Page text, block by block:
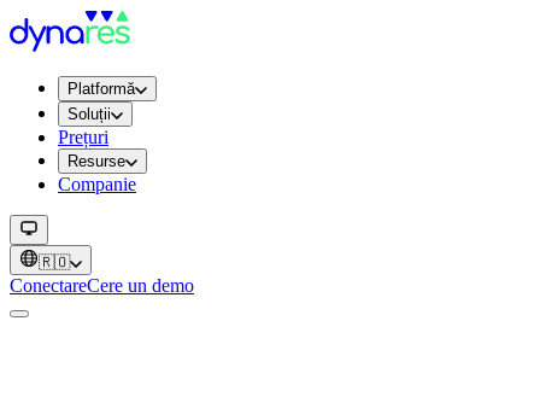
Platformă
Soluții
Prețuri
Resurse
Companie
🇷🇴
ConectareCere un demo